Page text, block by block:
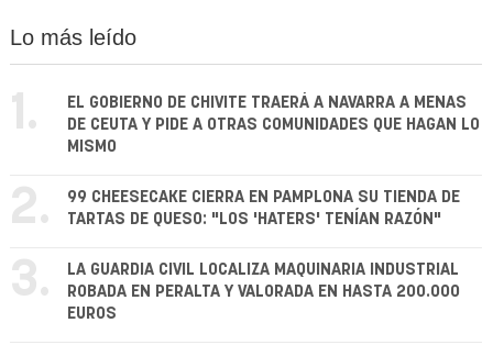
Lo más leído
1.
EL GOBIERNO DE CHIVITE TRAERÁ A NAVARRA A MENAS
DE CEUTA Y PIDE A OTRAS COMUNIDADES QUE HAGAN LO
MISMO
2.
99 CHEESECAKE CIERRA EN PAMPLONA SU TIENDA DE
TARTAS DE QUESO: "LOS 'HATERS' TENÍAN RAZÓN"
3.
LA GUARDIA CIVIL LOCALIZA MAQUINARIA INDUSTRIAL
ROBADA EN PERALTA Y VALORADA EN HASTA 200.000
EUROS